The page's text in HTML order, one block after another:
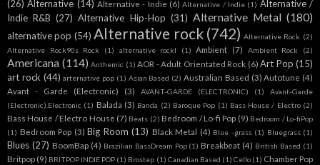
(26) Alternative (14) Alternative - Indie (6) Alternative / Indie (1) Alternative /
Indie R&B (27) Alternative Hip-Hop (31) Alternative Metal (180)
alternative pop (54) Alternative rock (742) Alternative Rock. (2)
Alternative Rock90s Rock
(1) alternative rockl (1) Ambient (7) Ambient Rock (2)
Americana (114) Anthemic (1) AOR - Adult Orientated Rock (6) Art Pop (15)
art rock (44) arternative pop (1) Asian Based (2) Australian Based (3) Autotune (4)
Avant - Garde (Electronic)
(3) AVANT-GARDE (ELECTRONIC) (1)
Avant-Garde
(Electronic).Electronic (1) Balada (3) Banda (2) Baroque Pop (1) Bass House / Electro (2)
Bass House / Electro House (7) Beats (2) Bedroom / Lo-fi Pop (9) Bedroom / Lo-fiPop
(1) Bedroom Pop (3) Big Room (13) Black Metal (4) Blue -grass (1) Bluegrass (1)
Blues (27) BoomBap (4) Brazilian BassDream Pop (1) Breakbeat (4) British Based (1)
Britpop (9) BRITPOP INDIE POP (1) Brostep (1) Canadian Based (1) Cello (1) Chamber Pop